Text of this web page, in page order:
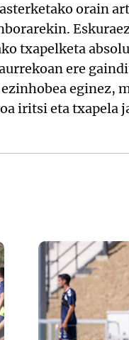
orain
txapelketa
ere
eginez,
iritsi eta txapela